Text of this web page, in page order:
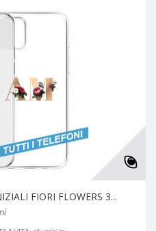
FIORI FLOWERS 3...